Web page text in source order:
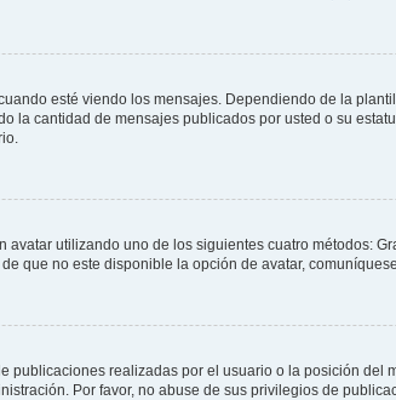
esté viendo los mensajes. Dependiendo de la
la cantidad de mensajes publicados por usted o su
utilizando uno de los siguientes cuatro métodos:
que no este disponible la opción de avatar,
realizadas por el usuario o la posición del
Por favor, no abuse de sus privilegios de